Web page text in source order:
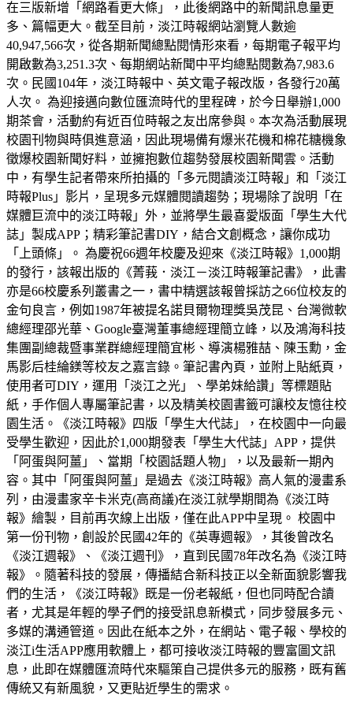
在三版新增「網路看更大條」，此後網路中的新聞訊息量更
多、篇幅更大。截至目前，淡江時報網站瀏覽人數逾
40,947,566次，從各期新聞總點閱情形來看，每期電子報平均
開啟數為3,251.3次、每期網站新聞中平均總點閱數為7,983.6
次。民國104年，淡江時報中、英文電子報改版，各發行20萬
人次。 為迎接邁向數位匯流時代的里程碑，於今日舉辦1,000
期茶會，活動約有近百位時報之友出席參與。本次為活動展現
校園刊物與時俱進意涵，因此現場備有爆米花機和棉花糖機象
徵爆校園新聞好料，並擁抱數位趨勢發展校園新聞雲。活動
中，有學生記者帶來所拍攝的「多元閱讀淡江時報」和「淡江
時報Plus」影片，呈現多元媒體閱讀趨勢；現場除了說明「在
媒體巨流中的淡江時報」外，並將學生最喜愛版面「學生大代
誌」製成APP；精彩筆記書DIY，結合文創概念，讓你成功
「上頭條」。 為慶祝66週年校慶及迎來《淡江時報》1,000期
的發行，該報出版的《菁莪．淡江－淡江時報筆記書》，此書
亦是66校慶系列叢書之一，書中精選該報曾採訪之66位校友的
金句良言，例如1987年被提名諾貝爾物理獎吳茂昆、台灣微軟
總經理邵光華、Google臺灣董事總經理簡立峰，以及鴻海科技
集團副總裁暨事業群總經理簡宜彬、導演楊雅喆、陳玉勳，金
馬影后桂綸鎂等校友之嘉言錄。筆記書內頁，並附上貼紙頁，
使用者可DIY，運用「淡江之光」、學弟妹給讚」等標題貼
紙，手作個人專屬筆記書，以及精美校園書籤可讓校友憶往校
園生活。《淡江時報》四版「學生大代誌」，在校園中一向最
受學生歡迎，因此於1,000期發表「學生大代誌」APP，提供
「阿蛋與阿薑」、當期「校園話題人物」，以及最新一期內
容。其中「阿蛋與阿薑」是過去《淡江時報》高人氣的漫畫系
列，由漫畫家辛卡米克(高商議)在淡江就學期間為《淡江時
報》繪製，目前再次線上出版，僅在此APP中呈現。 校園中
第一份刊物，創設於民國42年的《英專週報》，其後曾改名
《淡江週報》、《淡江週刊》，直到民國78年改名為《淡江時
報》。隨著科技的發展，傳播結合新科技正以全新面貌影響我
們的生活，《淡江時報》既是一份老報紙，但也同時配合讀
者，尤其是年輕的學子們的接受訊息新模式，同步發展多元、
多媒的溝通管道。因此在紙本之外，在網站、電子報、學校的
淡江i生活APP應用軟體上，都可接收淡江時報的豐富圖文訊
息，此即在媒體匯流時代來驅策自己提供多元的服務，既有舊
傳統又有新風貌，又更貼近學生的需求。